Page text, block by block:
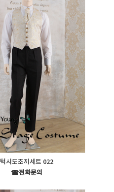
턱시도조끼세트 022
☎전화문의